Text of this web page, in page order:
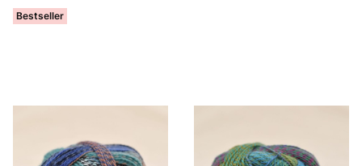
Bestseller